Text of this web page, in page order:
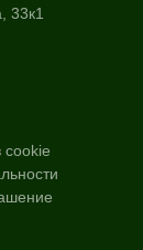
33к1
cookie